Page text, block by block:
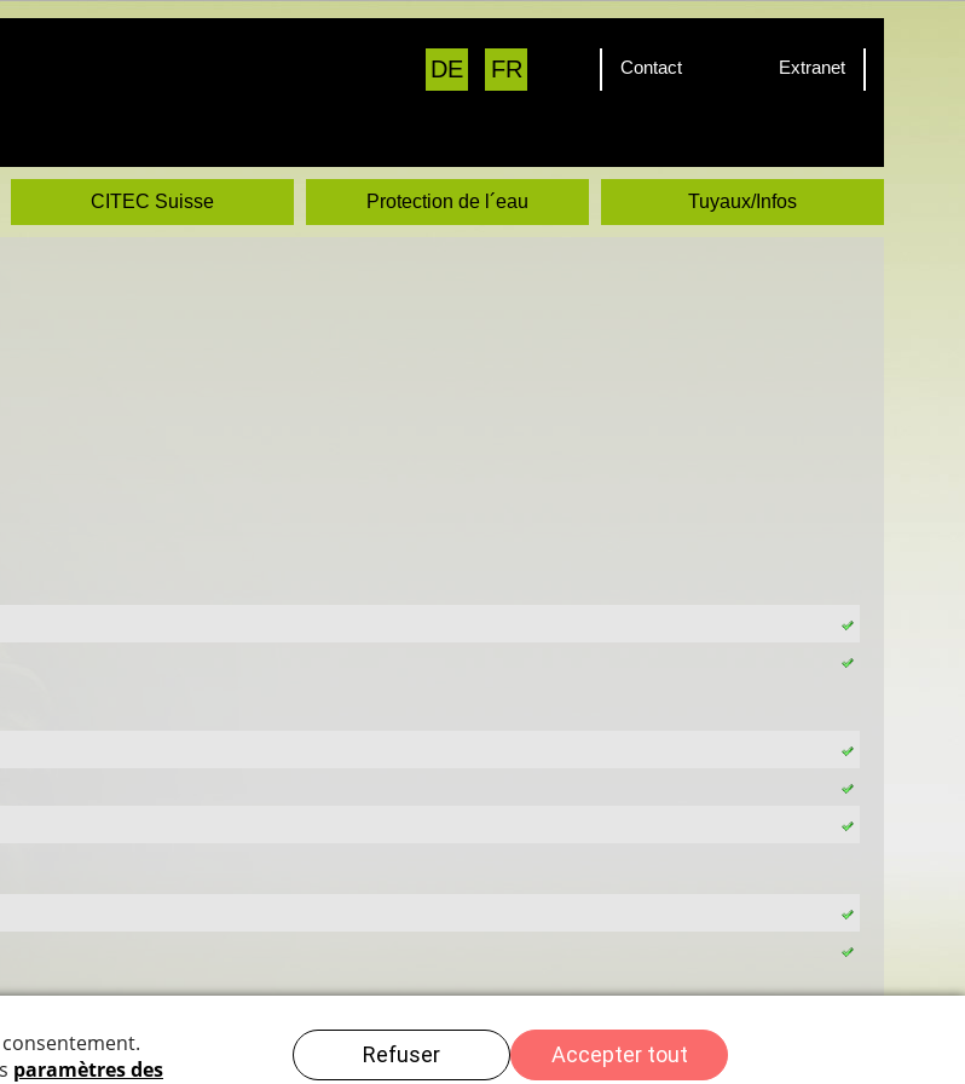
DE FR Contact Extranet
CITEC Suisse Protection de l´eau Tuyaux/Infos